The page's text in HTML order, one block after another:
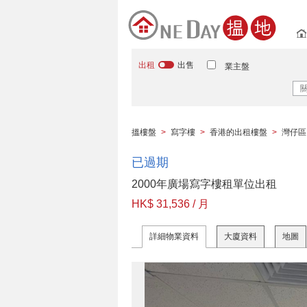
出租 出售 業主盤
搵樓盤 > 寫字樓 > 香港的出租樓盤 > 灣仔區
已過期
2000年廣場寫字樓租單位出租
HK$ 31,536 / 月
詳細物業資料 大廈資料 地圖